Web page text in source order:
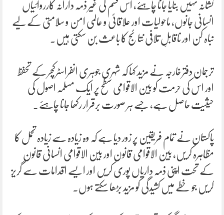
نشانہ نہیں بنایا جانا چاہئے، اس قسم کی غیر ذمہ دارانہ کارروائیاں
انسانی جانوں، ماحولیات اور علاقائی و عالمی امن و سلامتی کے لیے
تباہ کن اور ناقابلِ تلافی نتائج کا باعث بن سکتی ہیں۔
ترجمان دفتر خارجہ نے مزید کہا کہ شہری جوہری انفراسٹرکچر کے تحفظ
اور اس کی حرمت کو بین الاقوامی سطح پر ایک مسلمہ اصول کی
حیثیت حاصل ہے، جسے ہر صورت برقرار رکھا جانا چاہئے۔
پاکستان نے تمام فریقین پر زور دیا ہے کہ وہ زیادہ سے زیادہ تحمل کا
مظاہرہ کریں، بین الاقوامی قانون اور بین الاقوامی انسانی قانون
کے تحت اپنی ذمہ داریاں پوری کریں اور ایسے اقدامات سے گریز
کریں جو خطے میں کشیدگی کو مزید بڑھا سکتے ہوں۔